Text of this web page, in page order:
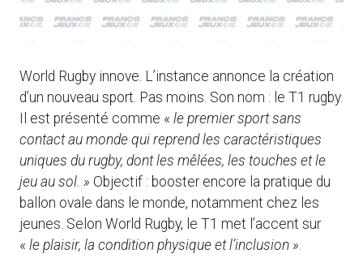
World Rugby innove. L’instance annonce la création
d’un nouveau sport. Pas moins. Son nom : le T1 rugby.
Il est présenté comme « le premier sport sans
contact au monde qui reprend les caractéristiques
uniques du rugby, dont les mêlées, les touches et le
jeu au sol. » Objectif : booster encore la pratique du
ballon ovale dans le monde, notamment chez les
jeunes. Selon World Rugby, le T1 met l’accent sur
« le plaisir, la condition physique et l’inclusion ».